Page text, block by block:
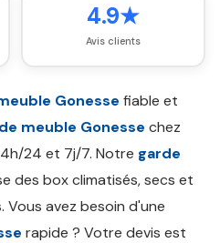
4.9★
Avis clients
Gonesse fiable et
meuble Gonesse chez
24 et 7j/7. Notre garde
des box climatisés, secs et
avez besoin d'une
rapide ? Votre devis est